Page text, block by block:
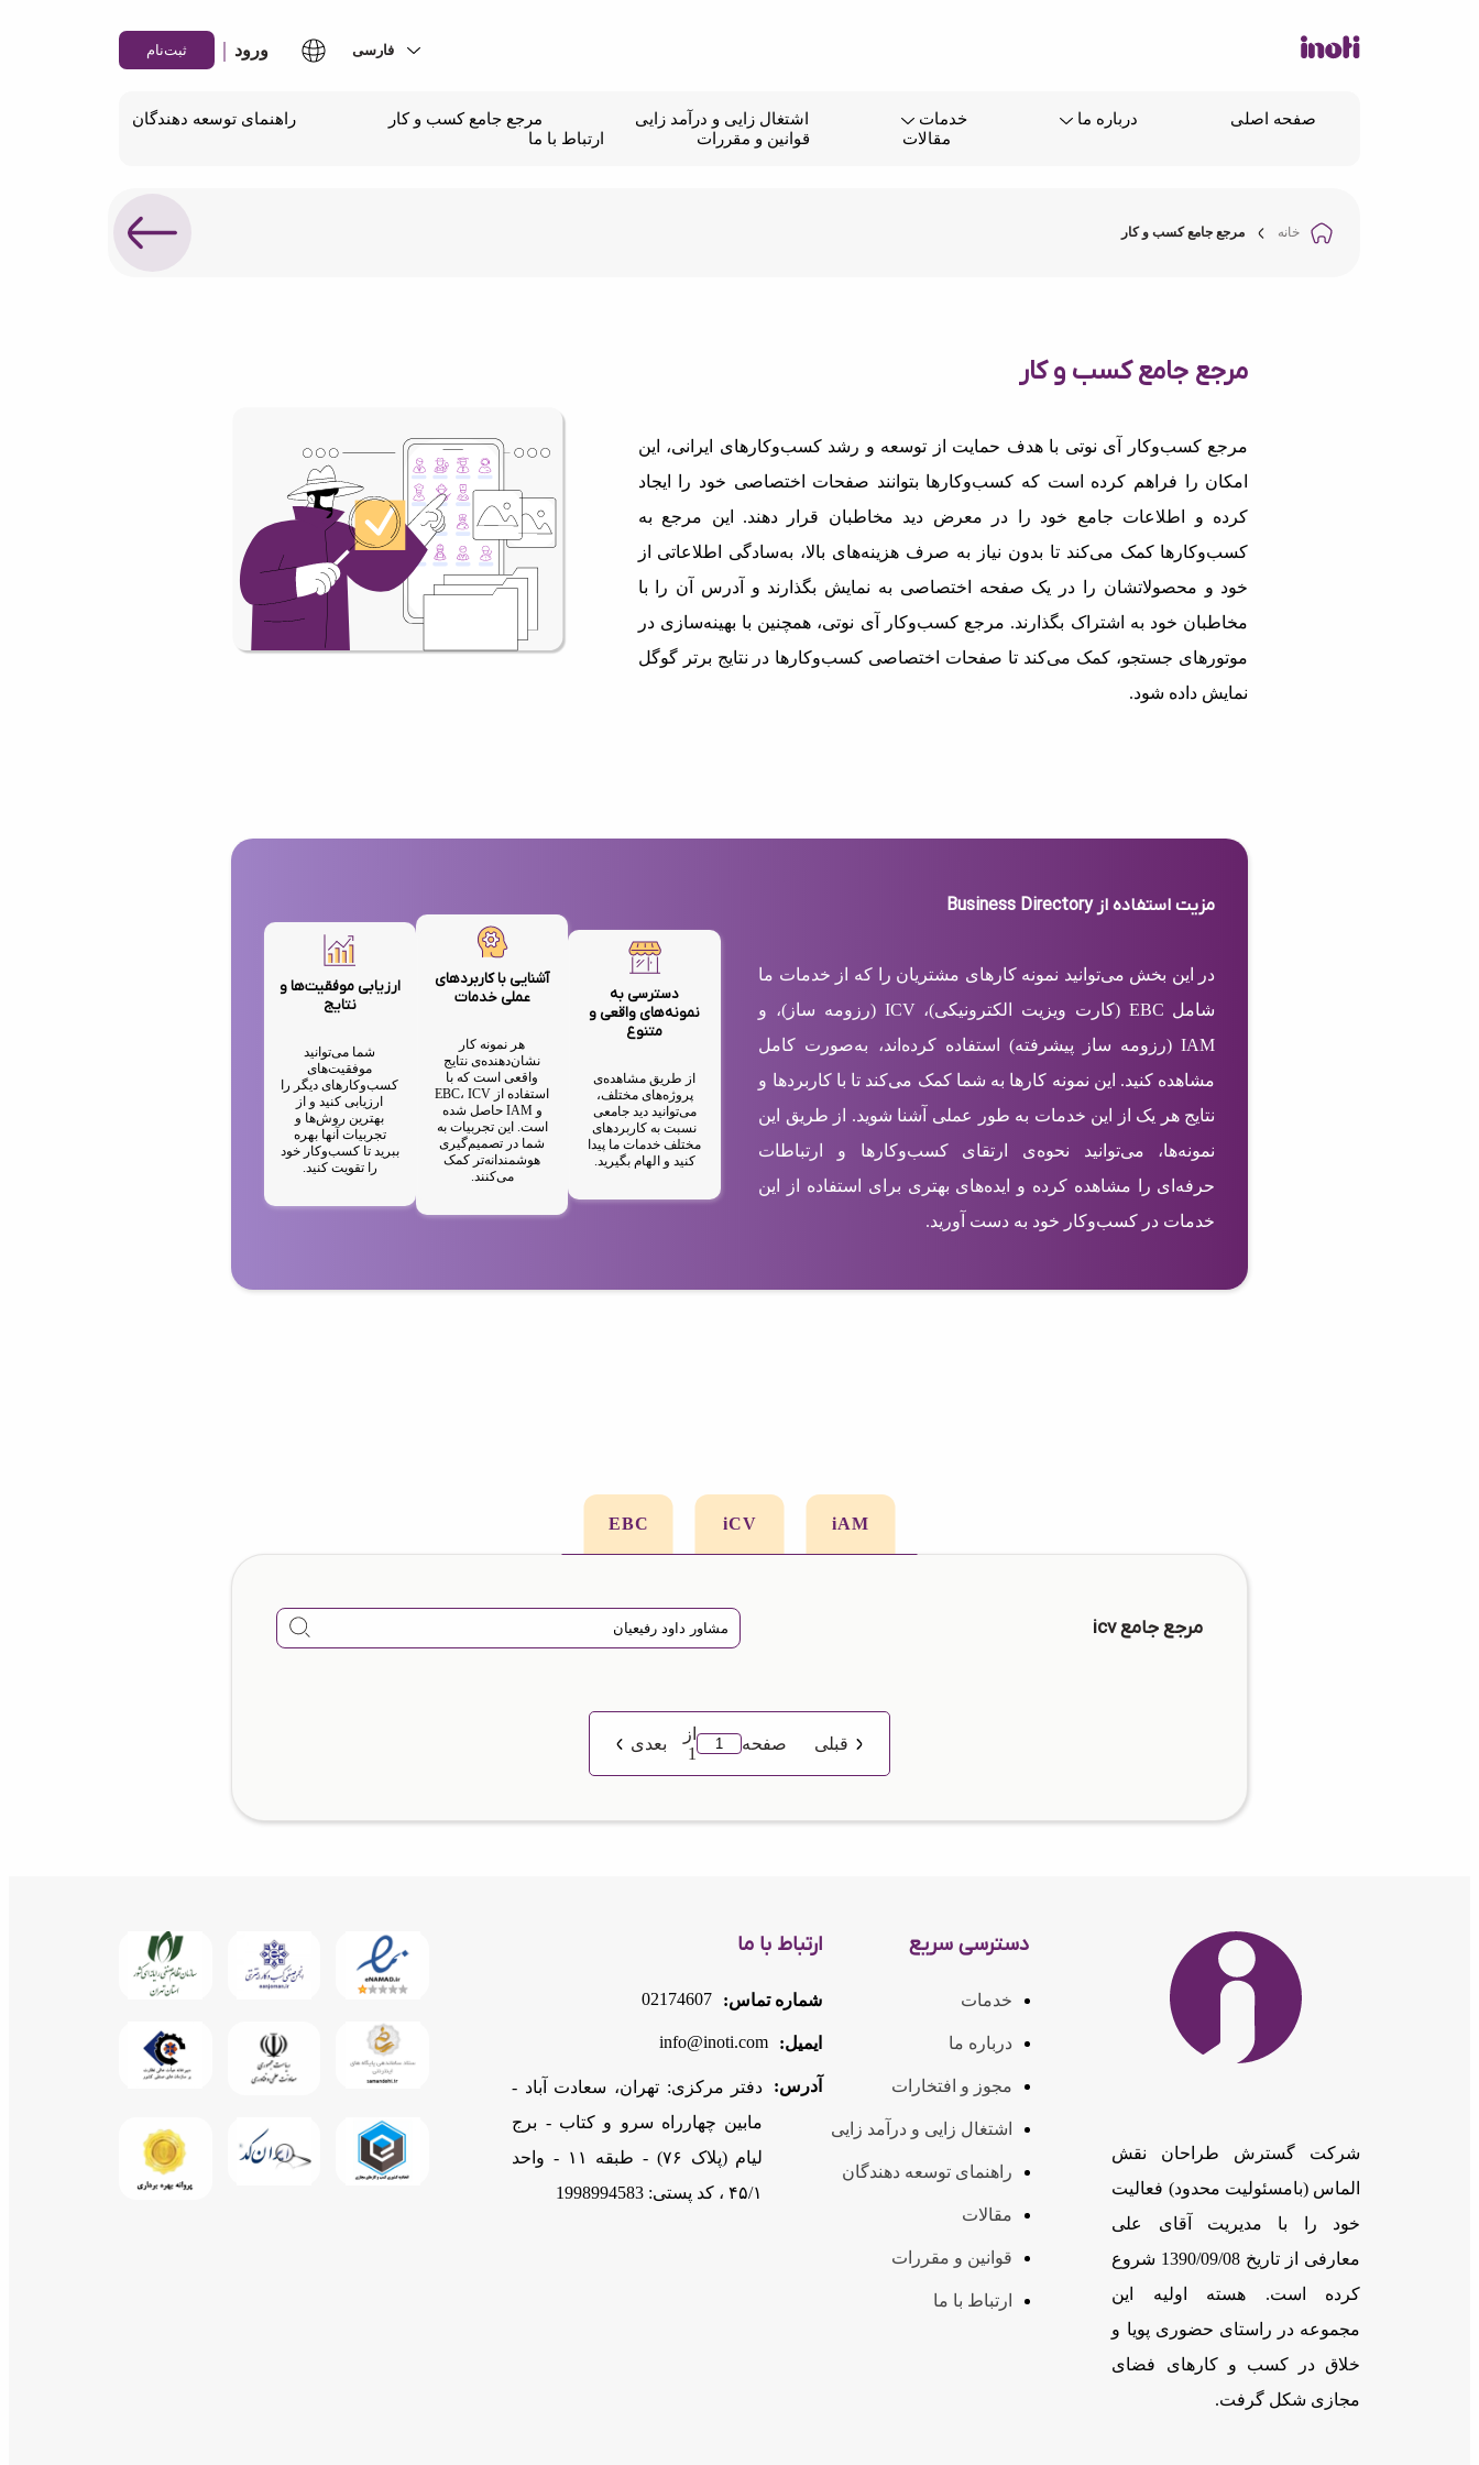
ورود | ثبت‌نام
صفحه اصلی درباره ما خدمات اشتغال زایی و درآمد زایی مرجع جامع کسب و کار
راهنمای توسعه دهندگان
مقالات
قوانین و مقررات ارتباط با ما
خانه مرجع جامع کسب و کار
مرجع جامع کسب و کار
مرجع کسب‌وکار آی نوتی با هدف حمایت از توسعه و رشد کسب‌وکارهای ایرانی، این
امکان را فراهم کرده است که کسب‌وکارها بتوانند صفحات اختصاصی خود را ایجاد
کرده و اطلاعات جامع خود را در معرض دید مخاطبان قرار دهند. این مرجع به
کسب‌وکارها کمک می‌کند تا بدون نیاز به صرف هزینه‌های بالا، به‌سادگی اطلاعاتی از
خود و محصولاتشان را در یک صفحه اختصاصی به نمایش بگذارند و آدرس آن را با
مخاطبان خود به اشتراک بگذارند. مرجع کسب‌وکار آی نوتی، همچنین با بهینه‌سازی در
موتورهای جستجو، کمک می‌کند تا صفحات اختصاصی کسب‌وکارها در نتایج برتر گوگل
نمایش داده شود.
مزیت استفاده از Business Directory
در این بخش می‌توانید نمونه کارهای مشتریان را که از خدمات ما
شامل EBC (کارت ویزیت الکترونیکی)، ICV (رزومه ساز)، و
IAM (رزومه ساز پیشرفته) استفاده کرده‌اند، به‌صورت کامل
مشاهده کنید. این نمونه کارها به شما کمک می‌کند تا با کاربردها و
نتایج هر یک از این خدمات به طور عملی آشنا شوید. از طریق این
نمونه‌ها، می‌توانید نحوه‌ی ارتقای کسب‌وکارها و ارتباطات
حرفه‌ای را مشاهده کرده و ایده‌های بهتری برای استفاده از این
خدمات در کسب‌وکار خود به دست آورید.
دسترسی به
نمونه‌های واقعی و
متنوع
از طریق مشاهده‌ی
پروژه‌های مختلف،
می‌توانید دید جامعی
نسبت به کاربردهای
مختلف خدمات ما پیدا
کنید و الهام بگیرید.
آشنایی با کاربردهای
عملی خدمات
هر نمونه کار
نشان‌دهنده‌ی نتایج
واقعی است که با
استفاده از EBC، ICV
و IAM حاصل شده
است. این تجربیات به
شما در تصمیم‌گیری
هوشمندانه‌تر کمک
می‌کنند.
ارزیابی موفقیت‌ها و
نتایج
شما می‌توانید
موفقیت‌های
کسب‌وکارهای دیگر را
ارزیابی کنید و از
بهترین روش‌ها و
تجربیات آنها بهره
ببرید تا کسب‌وکار خود
را تقویت کنید.
iAM
iCV
EBC
مرجع جامع icv
قبلی صفحه
از
1
بعدی
شرکت گسترش طراحان نقش
الماس (بامسئوليت محدود) فعالیت
خود را با مدیریت آقای علی
معارفی از تاریخ 1390/09/08 شروع
کرده است. هسته اولیه این
مجموعه در راستای حضوری پویا و
خلاق در کسب و کارهای فضای
مجازی شکل گرفت.
دسترسی سریع
خدمات
درباره ما
مجوز و افتخارات
اشتغال زایی و درآمد زایی
راهنمای توسعه دهندگان
مقالات
قوانین و مقررات
ارتباط با ما
ارتباط با ما
شماره تماس: 02174607
ایمیل: info@inoti.com
آدرس:
دفتر مرکزی: تهران، سعادت آباد -
مابین چهارراه سرو و کتاب - برج
لیام (پلاک ۷۶) - طبقه ۱۱ - واحد
۴۵/۱ ، کد پستی: 1998994583